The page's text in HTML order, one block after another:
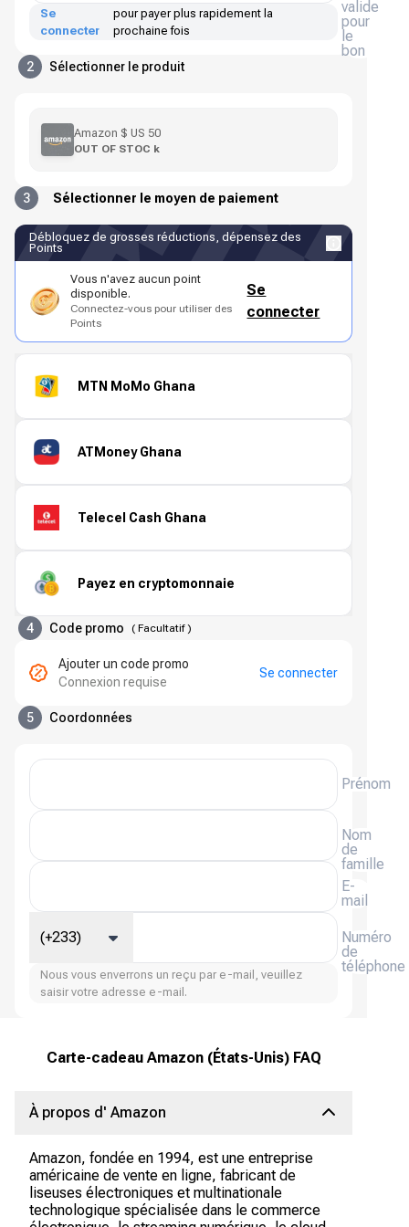
valide
pour
le
bon
Se
connecter
pour payer plus rapidement la
prochaine fois
2 Sélectionner le produit
Amazon $ US 50
OUT OF STOC k
3 Sélectionner le moyen de paiement
Débloquez de grosses réductions, dépensez des
Points
Vous n'avez aucun point
disponible.
Connectez-vous pour utiliser des
Points
Se
connecter
MTN MoMo Ghana
ATMoney Ghana
Telecel Cash Ghana
Payez en cryptomonnaie
4 Code promo ( Facultatif)
Ajouter un code promo
Connexion requise
Se connecter
5 Coordonnées
Prénom
Nom
de
famille
E-
mail
Numéro
de
téléphone
(+233)
Nous vous enverrons un reçu par e-mail, veuillez
saisir votre adresse e-mail.
Carte-cadeau Amazon (États-Unis) FAQ
À propos d' Amazon
Amazon, fondée en 1994, est une entreprise
américaine de vente en ligne, fabricant de
liseuses électroniques et multinationale
technologique spécialisée dans le commerce